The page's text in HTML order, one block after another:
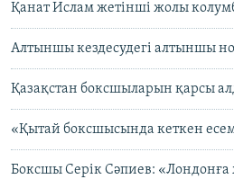
Қанат Ислам жетінші жолы
Алтыншы кездесудегі алтыншы
Қазақстан боксшыларын қарсы
«Қытай боксшысында кеткен
Боксшы Серік Сәпиев: